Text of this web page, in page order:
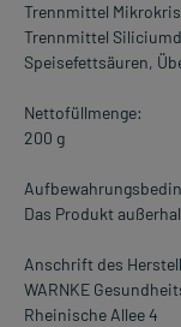
Trennmittel
Trennmittel
Speisefettsäuren,
Nettofüllmenge:
200 g
Das Produkt
Anschrift des
WARNKE
Rheinische Allee 4